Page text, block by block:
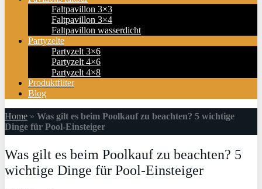
Faltpavillon 3×3
Faltpavillon 3×4
Faltpavillon wasserdicht
Partyzelte
Partyzelt 3×6
Partyzelt 4×6
Partyzelt 4×8
Produktfilter
Blog
Home » Was gilt es beim Poolkauf zu beachten? 5 wichtige
Dinge für Pool-Einsteiger
Was gilt es beim Poolkauf zu beachten? 5
wichtige Dinge für Pool-Einsteiger